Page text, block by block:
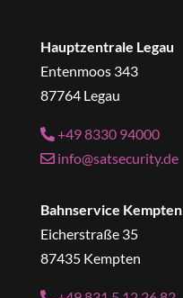
Hauptzentrale Legau
Entenmoos 343
87764 Legau
+49 8330 94000
info@satsecurity.de
Bahnservice Kempten
Eicherstraße 35
87435 Kempten